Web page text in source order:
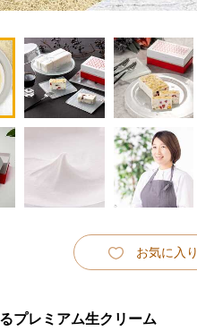
お気に入り
プレミアム生クリーム